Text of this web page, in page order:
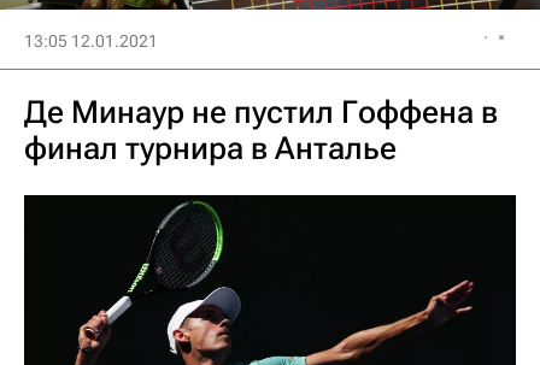
13:05 12.01.2021
Де Минаур не пустил Гоффена в
финал турнира в Анталье